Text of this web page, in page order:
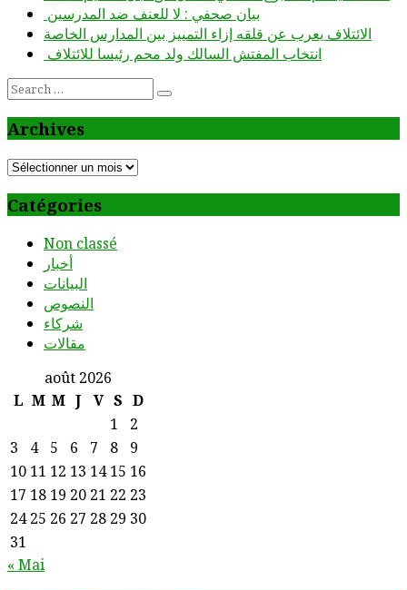
بيان صحفي : لا للعنف ضد المدرسين
الائتلاف يعرب عن قلقه إزاء التمييز بين المدارس الخاصة
انتخاب المفتش السالك ولد محم رئيسا للائتلاف
Search
Archives
Archives
Catégories
Non classé
أخبار
البيانات
النصوص
شركاء
مقالات
août 2026
L M M J V S D
1
2
3
4 5 6 7 8
9
10 11 12 13 14 15 16
17 18 19 20 21 22 23
24 25 26 27 28 29 30
31
« Mai